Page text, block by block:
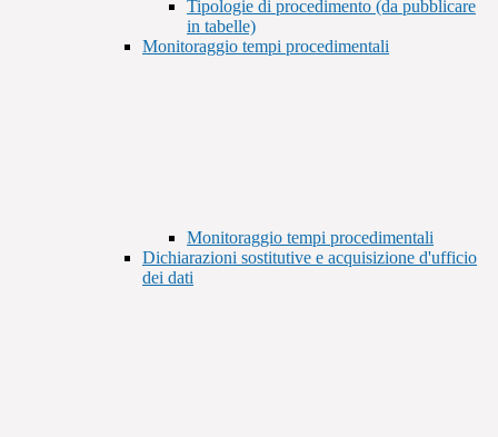
Tipologie di procedimento (da pubblicare
in tabelle)
Monitoraggio tempi procedimentali
Monitoraggio tempi procedimentali
Dichiarazioni sostitutive e acquisizione d'ufficio
dei dati